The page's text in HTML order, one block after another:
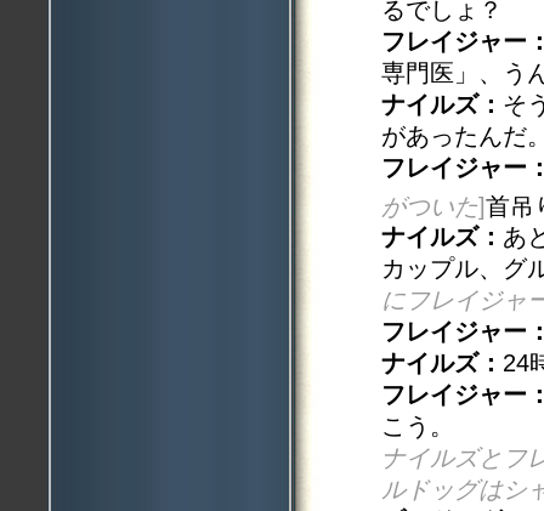
るでしょ？
フレイジャー
専門医」、う
ナイルズ： そ
があったんだ
フレイジャー
がついた]首吊
ナイルズ： あ
カップル、グ
にフレイジャ
フレイジャー
ナイルズ： 24
フレイジャー
こう。
ナイルズとフ
ルドッグはシ